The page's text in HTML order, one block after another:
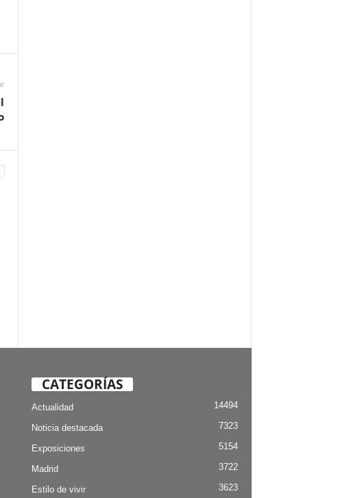
CATEGORÍAS
Actualidad 14494
Noticia destacada 7323
Exposiciones 5154
Madrid 3722
Estilo de vivir 3623